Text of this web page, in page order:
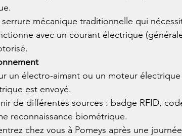
mécanique traditionnelle qui
avec un courant électrique
un électro-aimant ou un moteur
est envoyé.
de différentes sources : badge RFID,
reconnaissance biométrique.
chez vous à Pomeys après une